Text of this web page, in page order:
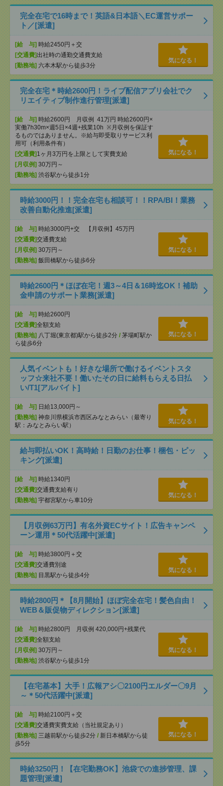
完全在宅で16時まで！英語&日本語＼EC運営サポー
ト／[派遣]
[給 与] 時給2450円＋交
[交通費]出社時の通勤交通費支給
[勤務地] 六本木駅から徒歩3分
気になる！
完全在宅＊時給2600円！ライブ配信アプリ会社でク
リエイティブ制作進行管理[派遣]
[給 与] 時給2600円 月収例 41万円 時給2600円×
実働7h30m×週5日×4週+残業10h ※月収例を保証す
るものではありません。※給与即受取りサービス利
用可（利用条件有）
[交通費] 1ヶ月3万円を上限として実費支給
[月収例] 30万円～
[勤務地] 渋谷駅から徒歩1分
気になる！
時給3000円！！完全在宅も相談可！！RPA/BI！業務
改善自動化推進[派遣]
[給 与] 時給3000円+交 【月収例】45万円
[交通費]交通費支給
[月収例] 30万円～
[勤務地] 飯田橋駅から徒歩6分
気になる！
時給2600円＊ほぼ在宅！週3～4日＆16時迄OK！補助
金申請のサポート業務[派遣]
[給 与] 時給2600円
[交通費]全額支給
[勤務地] 八丁堀(東京都)駅から徒歩2分 / 茅場町駅か
ら徒歩6分
気になる！
人気イベントも！好きな場所で働けるイベントスタ
ッフ☆来社不要！働いたその日に給料もらえる日払
い/T1[アルバイト]
[給 与] 日給13,000円～
[勤務地] 神奈川県横浜市西区みなとみらい（最寄り
駅：みなとみらい駅）
気になる！
給与即払いOK！高時給！日勤のお仕事！梱包・ピッ
キング[派遣]
[給 与] 時給1340円
[交通費]交通費支給有り
[勤務地] 宇都宮駅から車10分
気になる！
【月収例63万円】有名外資ECサイト！広告キャンペ
ーン運用＊50代活躍中[派遣]
[給 与] 時給3800円＋交
[交通費]交通費別途
[勤務地] 目黒駅から徒歩4分
気になる！
時給2800円＊【8月開始】ほぼ完全在宅！髪色自由！
WEB＆販促物ディレクション[派遣]
[給 与] 時給2800円 月収例 420,000円+残業代
[交通費]全額支給
[月収例] 30万円～
[勤務地] 渋谷駅から徒歩1分
気になる！
【在宅基本】大手！広報アシ〇2100円エルダー〇9月
～＊50代活躍中[派遣]
[給 与] 時給2100円＋交
[交通費]交通費実費支給（当社規定あり）
[勤務地] 三越前駅から徒歩2分 / 新日本橋駅から徒
歩5分
気になる！
時給3250円！【在宅勤務OK】池袋での進捗管理、課
題管理[派遣]